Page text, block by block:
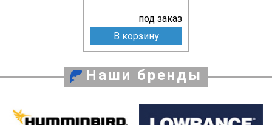
под заказ
В корзину
Наши бренды